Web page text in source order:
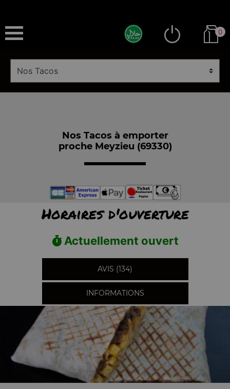
0
Nos Tacos à emporter
proche Meyzieu (69330)
Horaires d'ouverture
Actuellement ouvert
AVIS (134)
INFORMATIONS